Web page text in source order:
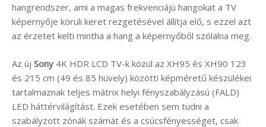
hangrendszer, ami a magas frekvenciájú hangokat a TV
képernyője körüli keret rezgetésével állítja elő, s ezzel azt
az érzetet kelti mintha a hang a képernyőből szólalna meg.
Az új Sony 4K HDR LCD TV-k közül az XH95 és XH90 123
és 215 cm (49 és 85 hüvely) közötti képméretű készülékei
tartalmaznak teljes mátrix helyi fényszabályzású (FALD)
LED háttérvilágítást. Ezek esetében sem tudni a
szabályzott zónák számát és a csúcsfényességet, csak